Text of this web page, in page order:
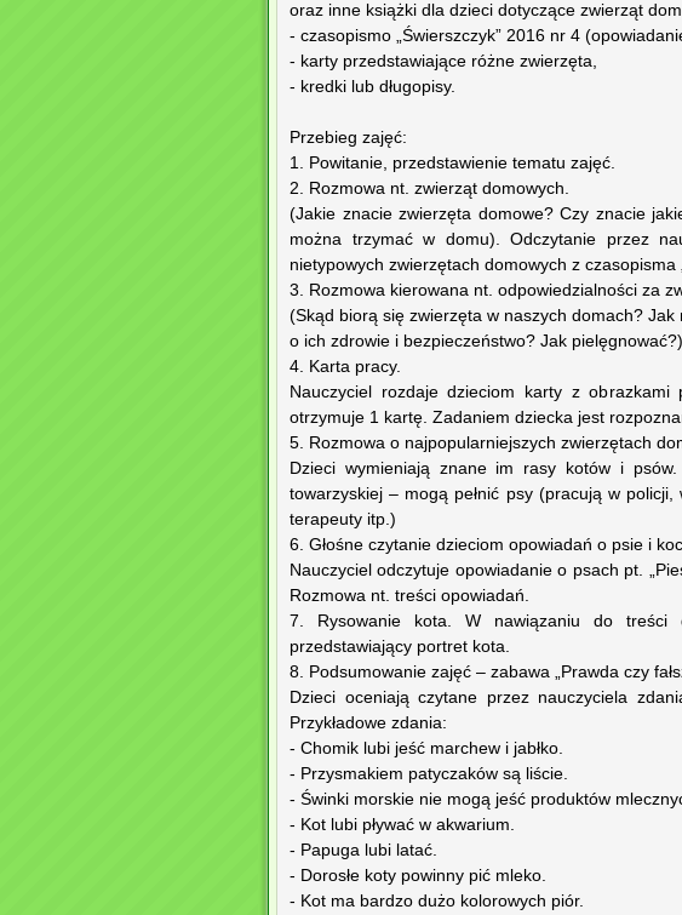
oraz inne książki dla dzieci dotyczące zwierząt
- czasopismo „Świerszczyk” 2016 nr 4
- karty przedstawiające różne zwierzęta,
- kredki lub długopisy.
Przebieg zajęć:
1. Powitanie, przedstawienie tematu zajęć.
2. Rozmowa nt. zwierząt domowych.
(Jakie znacie zwierzęta domowe? Czy znacie
można trzymać w domu). Odczytanie przez
nietypowych zwierzętach domowych z czasopisma
3. Rozmowa kierowana nt. odpowiedzialności za
(Skąd biorą się zwierzęta w naszych domach?
o ich zdrowie i bezpieczeństwo? Jak pielęgnować?)
4. Karta pracy.
Nauczyciel rozdaje dzieciom karty z obrazkami
otrzymuje 1 kartę. Zadaniem dziecka jest
5. Rozmowa o najpopularniejszych zwierzętach
Dzieci wymieniają znane im rasy kotów i
towarzyskiej – mogą pełnić psy (pracują w
terapeuty itp.)
6. Głośne czytanie dzieciom opowiadań o psie i
Nauczyciel odczytuje opowiadanie o psach pt.
Rozmowa nt. treści opowiadań.
7. Rysowanie kota. W nawiązaniu do treści
przedstawiający portret kota.
8. Podsumowanie zajęć – zabawa „Prawda czy
Dzieci oceniają czytane przez nauczyciela
Przykładowe zdania:
- Chomik lubi jeść marchew i jabłko.
- Przysmakiem patyczaków są liście.
- Świnki morskie nie mogą jeść produktów
- Kot lubi pływać w akwarium.
- Papuga lubi latać.
- Dorosłe koty powinny pić mleko.
- Kot ma bardzo dużo kolorowych piór.